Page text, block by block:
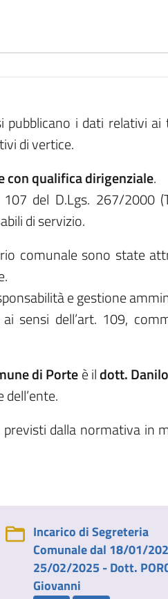
pubblicano i dati relativi
di vertice.
con qualifica dirigenziale.
del D.Lgs. 267/2000
di servizio.
comunale sono state
e gestione
sensi dell’art. 109,
di Porteè ildott.
dalla normativa in
Incarico di Segreteria
Comunale dal 18/01/
25/02/2025 - Dott.
Giovanni